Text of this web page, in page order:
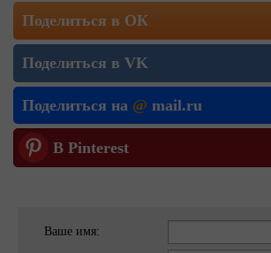
Поделиться в ОК
Поделиться в VK
Поделиться на @ mail.ru
В Pinterest
Ваше имя: